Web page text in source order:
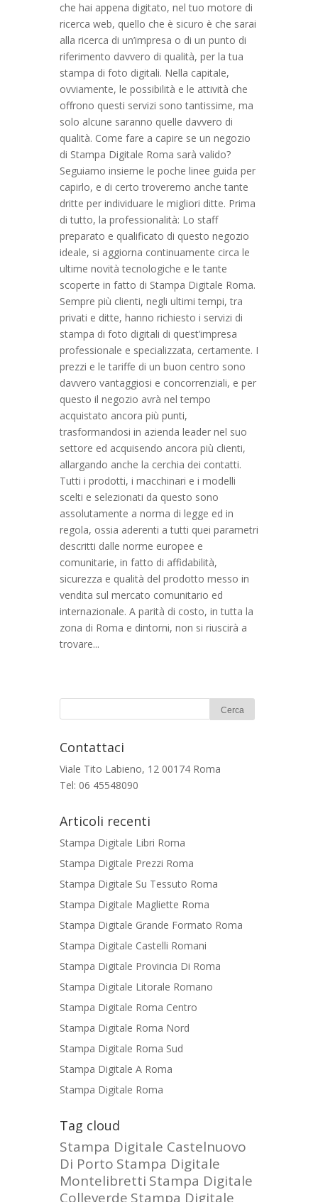
che hai appena digitato, nel tuo motore di
ricerca web, quello che è sicuro è che sarai
alla ricerca di un’impresa o di un punto di
riferimento davvero di qualità, per la tua
stampa di foto digitali. Nella capitale,
ovviamente, le possibilità e le attività che
offrono questi servizi sono tantissime, ma
solo alcune saranno quelle davvero di
qualità. Come fare a capire se un negozio
di Stampa Digitale Roma sarà valido?
Seguiamo insieme le poche linee guida per
capirlo, e di certo troveremo anche tante
dritte per individuare le migliori ditte. Prima
di tutto, la professionalità: Lo staff
preparato e qualificato di questo negozio
ideale, si aggiorna continuamente circa le
ultime novità tecnologiche e le tante
scoperte in fatto di Stampa Digitale Roma.
Sempre più clienti, negli ultimi tempi, tra
privati e ditte, hanno richiesto i servizi di
stampa di foto digitali di quest’impresa
professionale e specializzata, certamente. I
prezzi e le tariffe di un buon centro sono
davvero vantaggiosi e concorrenziali, e per
questo il negozio avrà nel tempo
acquistato ancora più punti,
trasformandosi in azienda leader nel suo
settore ed acquisendo ancora più clienti,
allargando anche la cerchia dei contatti.
Tutti i prodotti, i macchinari e i modelli
scelti e selezionati da questo sono
assolutamente a norma di legge ed in
regola, ossia aderenti a tutti quei parametri
descritti dalle norme europee e
comunitarie, in fatto di affidabilità,
sicurezza e qualità del prodotto messo in
vendita sul mercato comunitario ed
internazionale. A parità di costo, in tutta la
zona di Roma e dintorni, non si riuscirà a
trovare...
Contattaci
Viale Tito Labieno, 12 00174 Roma
Tel: 06 45548090
Articoli recenti
Stampa Digitale Libri Roma
Stampa Digitale Prezzi Roma
Stampa Digitale Su Tessuto Roma
Stampa Digitale Magliette Roma
Stampa Digitale Grande Formato Roma
Stampa Digitale Castelli Romani
Stampa Digitale Provincia Di Roma
Stampa Digitale Litorale Romano
Stampa Digitale Roma Centro
Stampa Digitale Roma Nord
Stampa Digitale Roma Sud
Stampa Digitale A Roma
Stampa Digitale Roma
Tag cloud
Stampa Digitale Castelnuovo
Di Porto Stampa Digitale
Montelibretti Stampa Digitale
Colleverde Stampa Digitale